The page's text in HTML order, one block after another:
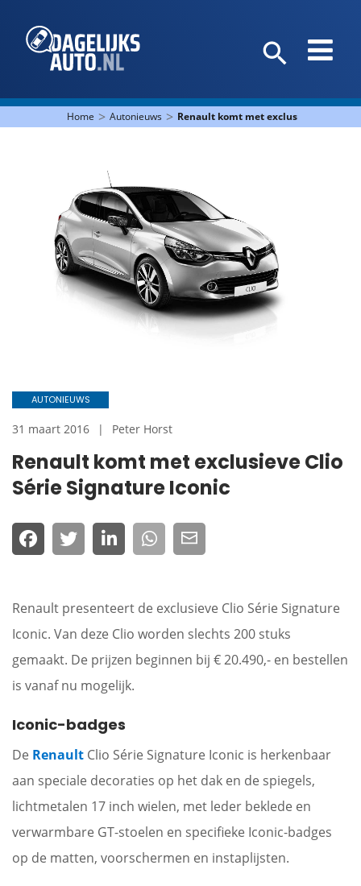
Home > Autonieuws > Renault komt met exclusieve Clio
Renault komt met exclusieve Clio
Série Signature Iconic
AUTONIEUWS
31 maart 2016 Peter Horst
Renault presenteert de exclusieve Clio Série Signature
Iconic. Van deze Clio worden slechts 200 stuks
gemaakt. De prijzen beginnen bij € 20.490,- en bestellen
is vanaf nu mogelijk.
Iconic-badges
De Renault Clio Série Signature Iconic is herkenbaar
aan speciale decoraties op het dak en de spiegels,
lichtmetalen 17 inch wielen, met leder beklede en
verwarmbare GT-stoelen en specifieke Iconic-badges
op de matten, voorschermen en instaplijsten.